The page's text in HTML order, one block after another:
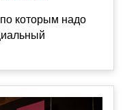
которым надо